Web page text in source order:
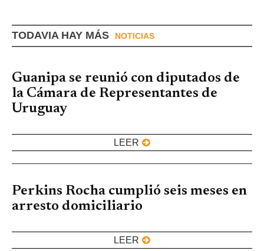
TODAVIA HAY MÁS NOTICIAS
Guanipa se reunió con diputados de
la Cámara de Representantes de
Uruguay
LEER
Perkins Rocha cumplió seis meses en
arresto domiciliario
LEER